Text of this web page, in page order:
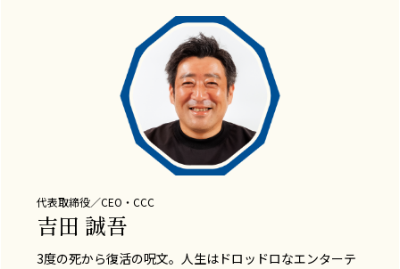
代表取締役／CEO・CCC
吉田 誠吾
3度の死から復活の呪文。人生はドロッドロなエンターテ